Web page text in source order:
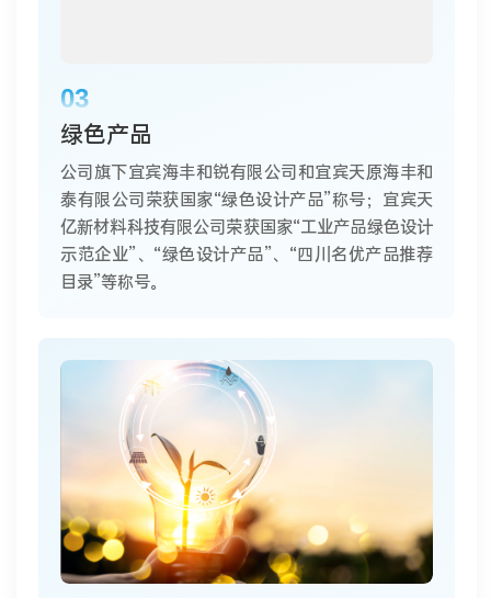
03
绿色产品
公司旗下宜宾海丰和锐有限公司和宜宾天原海丰和
泰有限公司荣获国家“绿色设计产品”称号；宜宾天
亿新材料科技有限公司荣获国家“工业产品绿色设计
示范企业”、“绿色设计产品”、“四川名优产品推荐
目录”等称号。